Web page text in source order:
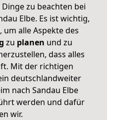
zu beachten bei
Elbe. Es ist wichtig,
um alle Aspekte des
zu planen und zu
dass alles
Mit der richtigen
deutschlandweiter
nach Sandau Elbe
werden und dafür
wir.